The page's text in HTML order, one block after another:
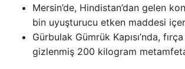
Mersin’de, Hindistan’dan gelen
bin uyuşturucu etken maddesi
Gürbulak Gümrük Kapısı’nda,
gizlenmiş 200 kilogram